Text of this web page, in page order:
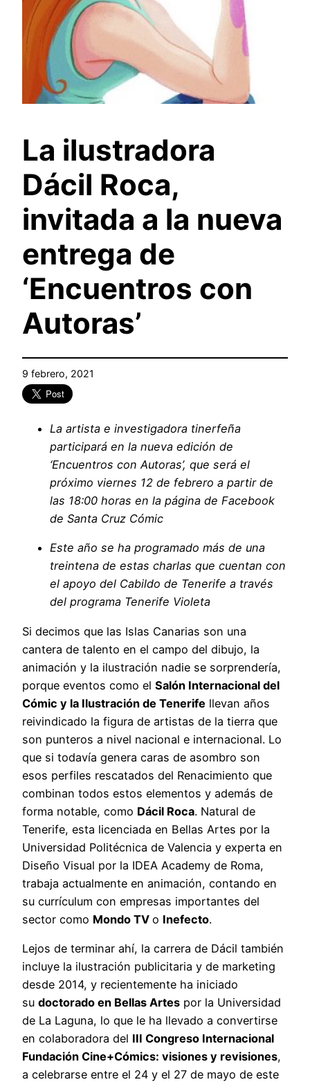
La ilustradora
Dácil Roca,
invitada a la nueva
entrega de
‘Encuentros con
Autoras’
9 febrero, 2021
La artista e investigadora tinerfeña
participará en la nueva edición de
‘Encuentros con Autoras’, que será el
próximo viernes 12 de febrero a partir de
las 18:00 horas en la página de Facebook
de Santa Cruz Cómic
Este año se ha programado más de una
treintena de estas charlas que cuentan con
el apoyo del Cabildo de Tenerife a través
del programa Tenerife Violeta
Si decimos que las Islas Canarias son una
cantera de talento en el campo del dibujo, la
animación y la ilustración nadie se sorprendería,
porque eventos como el Salón Internacional del
Cómic y la Ilustración de Tenerife llevan años
reivindicado la figura de artistas de la tierra que
son punteros a nivel nacional e internacional. Lo
que si todavía genera caras de asombro son
esos perfiles rescatados del Renacimiento que
combinan todos estos elementos y además de
forma notable, como Dácil Roca. Natural de
Tenerife, esta licenciada en Bellas Artes por la
Universidad Politécnica de Valencia y experta en
Diseño Visual por la IDEA Academy de Roma,
trabaja actualmente en animación, contando en
su currículum con empresas importantes del
sector como Mondo TV o Inefecto.
Lejos de terminar ahí, la carrera de Dácil también
incluye la ilustración publicitaria y de marketing
desde 2014, y recientemente ha iniciado
su doctorado en Bellas Artes por la Universidad
de La Laguna, lo que le ha llevado a convertirse
en colaboradora del III Congreso Internacional
Fundación Cine+Cómics: visiones y revisiones,
a celebrarse entre el 24 y el 27 de mayo de este